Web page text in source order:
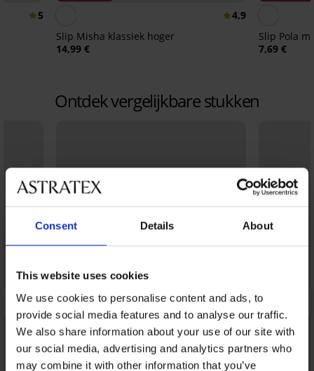
Consent Details About
This website uses cookies
We use cookies to personalise content and ads, to
provide social media features and to analyse our traffic.
We also share information about your use of our site with
our social media, advertising and analytics partners who
may combine it with other information that you’ve
5
4,9
Slip Misha klassiek hoger
14,99 €
Slip Pola
7,69 €
Ontdek vergelijkbare stukken